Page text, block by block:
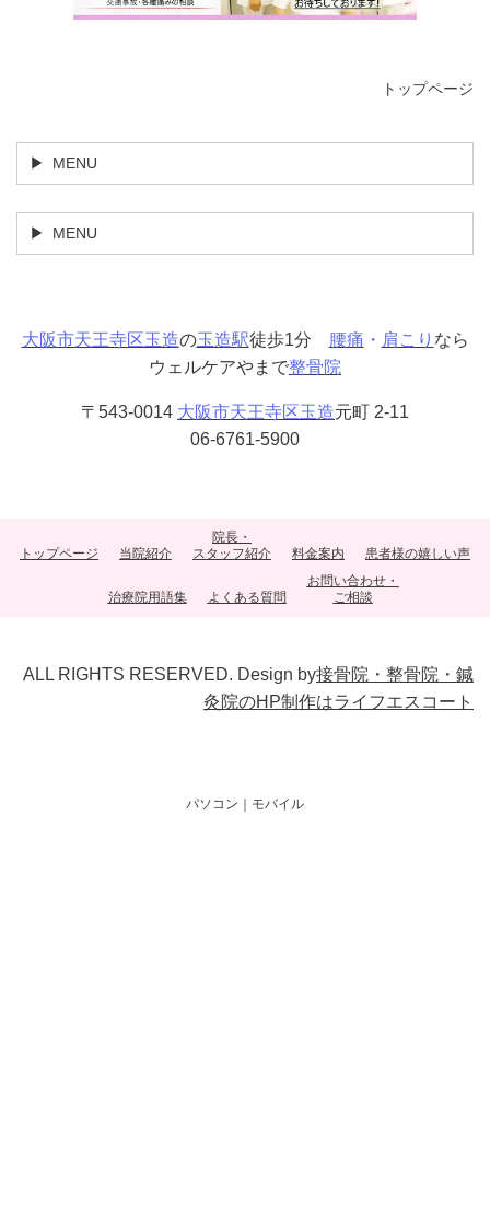
トップページ
MENU
MENU
大阪市天王寺区玉造の玉造駅徒歩1分 腰痛 ・ 肩こり なら
ウェルケアやまで整骨院
〒543-0014 大阪市天王寺区玉造元町 2-11
06-6761-5900
トップページ 当院紹介
院長・
スタッフ紹介
料金案内 患者様の嬉しい声
治療院用語集 よくある質問
お問い合わせ・
ご相談
ALL RIGHTS RESERVED. Design by接骨院・整骨院・鍼
灸院のHP制作はライフエスコート
パソコン ｜モバイル